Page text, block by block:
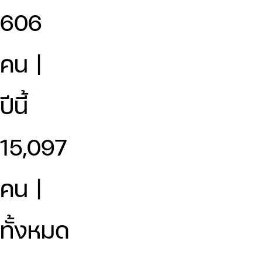
606
คน |
ปีนี้
15,097
คน |
ทั้งหมด